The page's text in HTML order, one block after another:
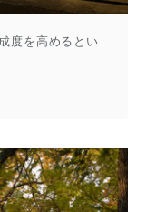
度を高めるとい